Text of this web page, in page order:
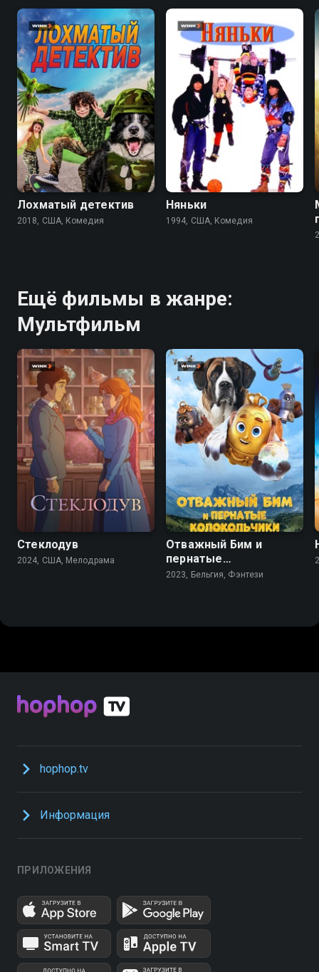
4.1
Лохматый детектив
2018, США, Комедия
7.2 6.0
Няньки
1994, США, Комедия
Ещё фильмы в жанре:
Мультфильм
7.4 7.0
Стеклодув
2024, США, Мелодрама
7.5 5.1
Отважный Бим и
пернатые
колокольчики
2023, Бельгия, Фэнтези
hophop.tv
Информация
ПРИЛОЖЕНИЯ